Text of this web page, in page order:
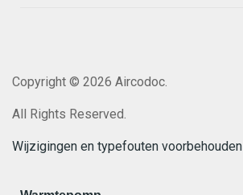
Copyright © 2026 Aircodoc.
All Rights Reserved.
Wijzigingen en typefouten voorbehouden